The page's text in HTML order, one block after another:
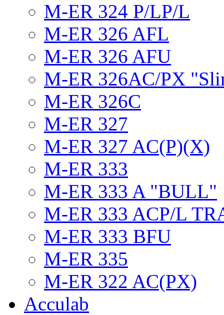
M-ER 324 P/LP/L
M-ER 326 AFL
M-ER 326 AFU
M-ER 326AC/PX
M-ER 326C
M-ER 327
M-ER 327 AC(P)(X)
M-ER 333
M-ER 333 A "BULL"
M-ER 333 ACP/L
M-ER 333 BFU
M-ER 335
M-ER 322 AC(PX)
Acculab